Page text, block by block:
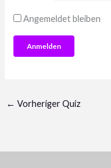
Angemeldet bleiben
← Vorheriger Quiz